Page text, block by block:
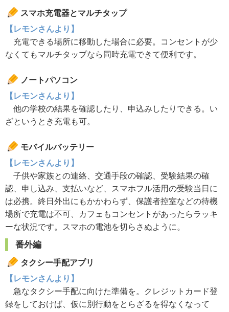
スマホ充電器とマルチタップ
【レモンさんより】
充電できる場所に移動した場合に必要。コンセントが少
なくてもマルチタップなら同時充電できて便利です。
ノートパソコン
【レモンさんより】
他の学校の結果を確認したり、申込みしたりできる。い
ざというとき充電も可。
モバイルバッテリー
【レモンさんより】
子供や家族との連絡、交通手段の確認、受験結果の確
認、申し込み、支払いなど、スマホフル活用の受験当日に
は必携。終日外出にもかかわらず、保護者控室などの待機
場所で充電は不可、カフェもコンセントがあったらラッキ
ーな状況です。スマホの電池を切らさぬように。
番外編
タクシー手配アプリ
【レモンさんより】
急なタクシー手配に向けた準備を。クレジットカード登
録をしておけば、仮に別行動をとらざるを得なくなって